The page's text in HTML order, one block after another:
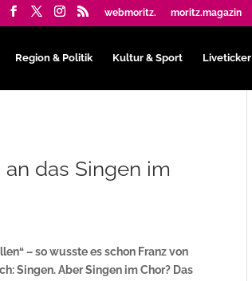
webmoritz. moritz.magazin
Region & Politik Kultur & Sport Liveticker
das Singen im
– so wusste es schon Franz von
Singen. Aber Singen im Chor? Das